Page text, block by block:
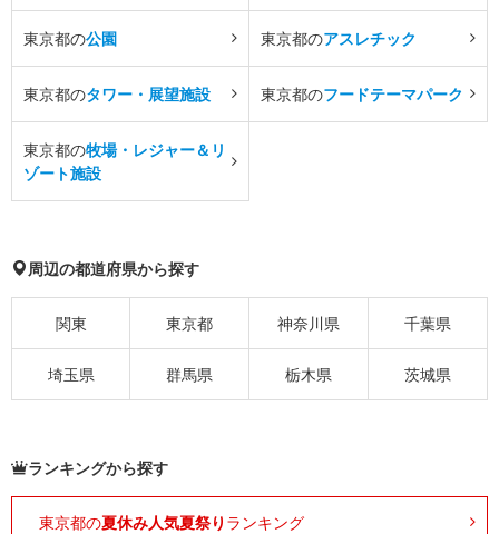
東京都の公園 東京都のアスレチック
東京都のタワー・展望施設 東京都のフードテーマパーク
東京都の牧場・レジャー＆リ
ゾート施設
周辺の都道府県から探す
関東 東京都 神奈川県 千葉県
埼玉県 群馬県 栃木県 茨城県
ランキングから探す
東京都の夏休み人気夏祭り ランキング